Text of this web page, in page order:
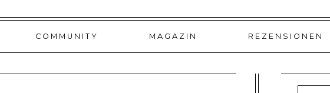
COMMUNITY MAGAZIN REZENSIONEN